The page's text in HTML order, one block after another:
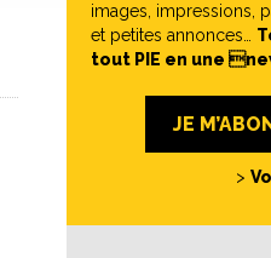
images, impressions,
et petites annonces…
tout PIE en une
JE
>